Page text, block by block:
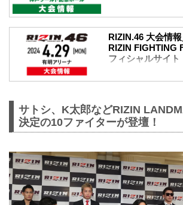
大会名が以下に変更
変更前：RIZIN.46
変更後：RIZIN
RIZIN LANDMARK
14:00開始（予定）
※開場・開始時間は
RIZIN FFオフィシャ
終了予定時間
20:00〜21:00頃
※試合内容、イベン
予...
RIZIN.46 大会情
RIZIN FIGHTING
フィシャルサイト
変更前：RIZIN.47
変更後：RIZIN.46
【1/18更新】開催日
した。
変更前：5月6日（祝
変更後：4月29日（
RIZIN.46 大会概要
開催日時
サトシ、K太郎などRIZIN
決定の10ファイターが登壇！